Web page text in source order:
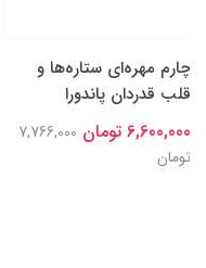
چارم مهره‌ای ستاره‌ها و
قلب قدردان پاندورا
6,600,000 تومان
7,766,000
تومان